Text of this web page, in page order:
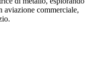
aviazione commerciale,